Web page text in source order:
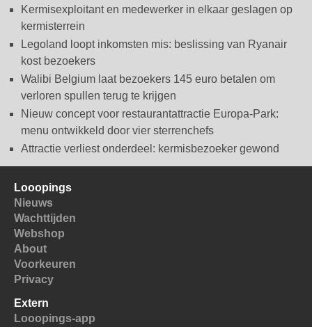
Kermisexploitant en medewerker in elkaar geslagen op
kermisterrein
Legoland loopt inkomsten mis: beslissing van Ryanair
kost bezoekers
Walibi Belgium laat bezoekers 145 euro betalen om
verloren spullen terug te krijgen
Nieuw concept voor restaurantattractie Europa-Park:
menu ontwikkeld door vier sterrenchefs
Attractie verliest onderdeel: kermisbezoeker gewond
Looopings
Nieuws
Wachttijden
Webshop
About
Voorkeuren
Privacy
Extern
Looopings-app